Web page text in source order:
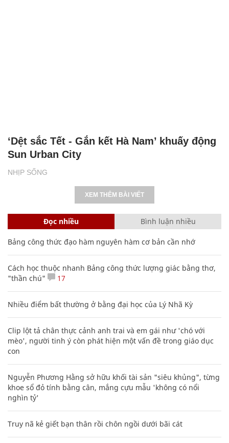
NHỊP SỐNG
‘Dệt sắc Tết - Gắn kết Hà Nam’ khuấy động
Sun Urban City
XEM THÊM BÀI VIẾT
Đọc nhiều Bình luận nhiều
Bảng công thức đạo hàm nguyên hàm cơ bản cần nhớ
Cách học thuộc nhanh Bảng công thức lượng giác bằng thơ,
"thần chú"
17
Nhiều điểm bất thường ở bằng đại học của Lý Nhã Kỳ
Clip lột tả chân thực cảnh anh trai và em gái như 'chó với
mèo', người tinh ý còn phát hiện một vấn đề trong giáo dục
con
Nguyễn Phương Hằng sở hữu khối tài sản "siêu khủng", từng
khoe sổ đỏ tính bằng cân, mắng cựu mẫu 'không có nổi
nghìn tỷ'
Truy nã kẻ giết bạn thân rồi chôn ngồi dưới bãi cát